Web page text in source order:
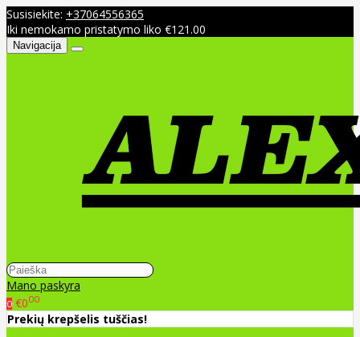
Susisiekite: +37064556365
Iki nemokamo pristatymo liko €121.00
Navigacija
Mano paskyra
0 €000
Prekių krepšelis tuščias!